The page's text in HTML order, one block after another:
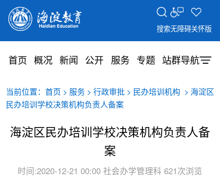
搜索无障碍关怀版
首页 概况 新闻 公开 服务 专题 站群导航
当前位置： 首页 > 服务> 行政审批> 民办培训机构 > 海淀区
民办培训学校决策机构负责人备案
海淀区民办培训学校决策机构负责人备
案
时间:2020-12-21 00:00 社会办学管理科 621次浏览